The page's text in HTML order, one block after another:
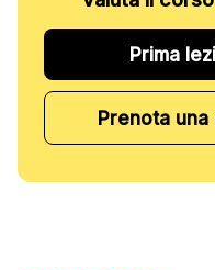
Prima
Prenota